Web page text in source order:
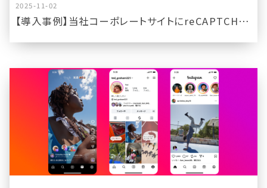
2025-11-02
【導入事例】当社コーポレートサイトにreCAPTCHAを実装しました